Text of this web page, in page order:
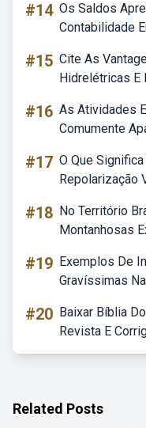
#14 Os Saldos
Contabilidade
#15 Cite As
Hidrelétricas E
#16 As Atividades
Comumente
#17 O Que
Repolarização
#18 No Território
Montanhosas
#19 Exemplos De
Gravíssimas
#20 Baixar Bíblia
Revista E
Related Posts